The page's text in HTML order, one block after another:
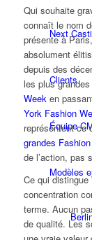
Next
Clients
Équipe
Modèles
Qui souhaite
connaît le nom
présente à
absolument
depuis des
les plus
Weeken
York Fashion
représentent ce
grandes
de l’action, pas
Ce qui distingue
concentration
terme. Aucun
de qualité. Les